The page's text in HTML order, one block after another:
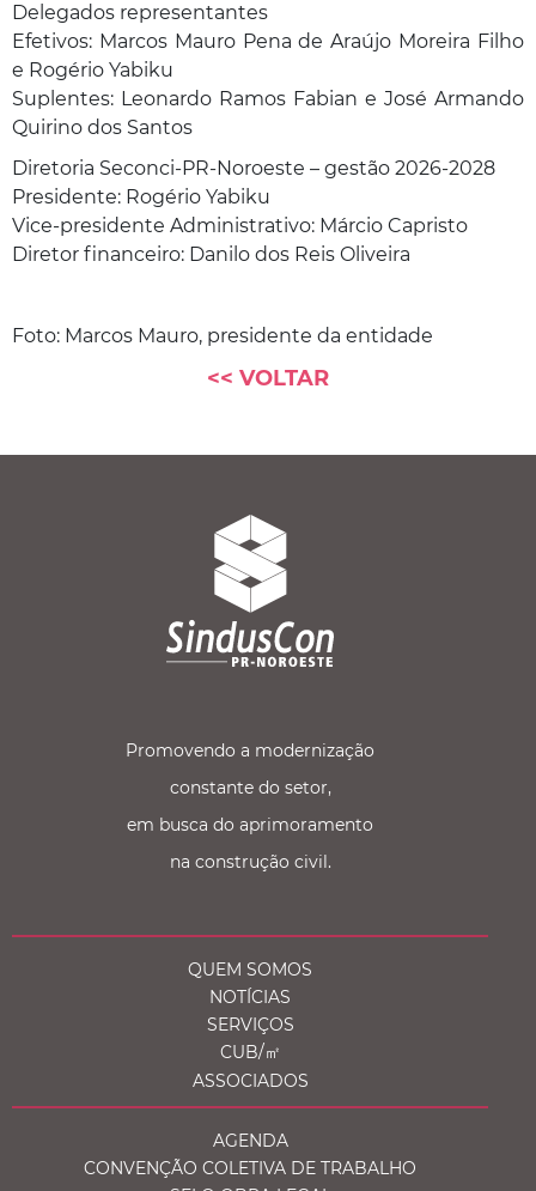
Delegados representantes
Efetivos: Marcos Mauro Pena de Araújo Moreira Filho
e Rogério Yabiku
Suplentes: Leonardo Ramos Fabian e José Armando
Quirino dos Santos
Diretoria Seconci-PR-Noroeste – gestão 2026-2028
Presidente: Rogério Yabiku
Vice-presidente Administrativo: Márcio Capristo
Diretor financeiro: Danilo dos Reis Oliveira
Foto: Marcos Mauro, presidente da entidade
<< VOLTAR
Promovendo a modernização
constante do setor,
em busca do aprimoramento
na construção civil.
QUEM SOMOS
NOTÍCIAS
SERVIÇOS
CUB/㎡
ASSOCIADOS
AGENDA
CONVENÇÃO COLETIVA DE TRABALHO